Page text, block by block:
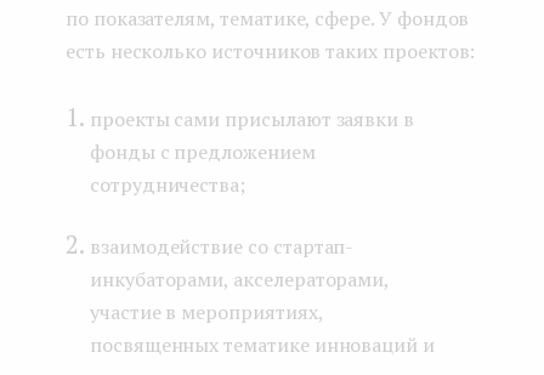
по показателям, тематике, сфере. У фондов
есть несколько источников таких проектов:
проекты сами присылают заявки в
фонды с предложением
сотрудничества;
взаимодействие со стартап-
инкубаторами, акселераторами,
участие в мероприятиях,
посвященных тематике инноваций и